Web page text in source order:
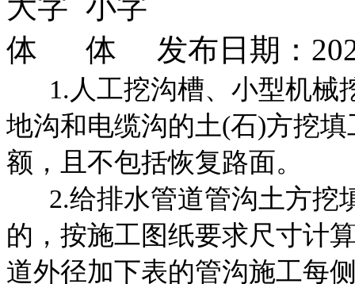
发布日期：
1.人工挖沟槽、小型机械
地沟和电缆沟的土(石)方挖填
额，且不包括恢复路面。
2.给排水管道管沟土方挖
的，按施工图纸要求尺寸计
道外径加下表的管沟施工每